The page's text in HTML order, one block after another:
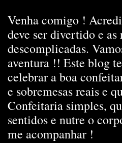
Venha comigo !
deve ser divertido e as
descomplicadas.
aventura !! Este blog
celebrar a boa
e sobremesas reais e
Confeitaria simples,
sentidos e nutre o
me acompanhar !